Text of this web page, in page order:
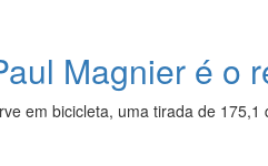
Magnier é o
em bicicleta, uma tirada de